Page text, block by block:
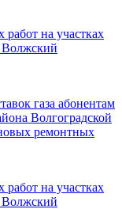
на участках
Волжский
газа абонентам
Волгоградской
ремонтных
на участках
Волжский